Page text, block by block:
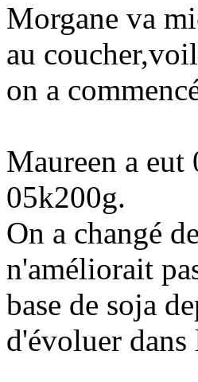
Morgane va
au
on a
Maureen a eut
05k200g.
On a changé
n'améliorait
base de soja
d'évoluer dans